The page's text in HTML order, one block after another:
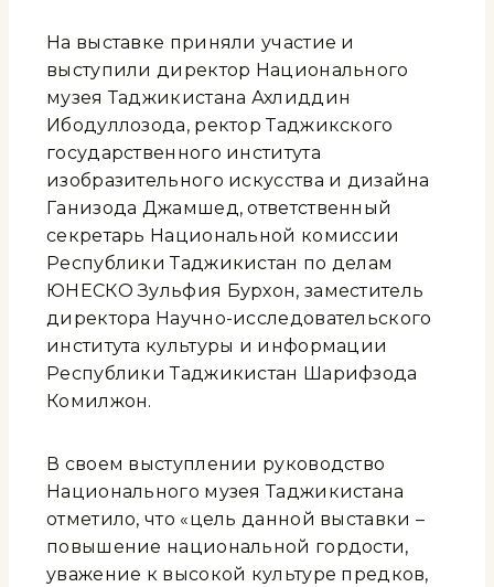
На выставке приняли участие и
выступили директор Национального
музея Таджикистана Ахлиддин
Ибодуллозода, ректор Таджикского
государственного института
изобразительного искусства и дизайна
Ганизода Джамшед, ответственный
секретарь Национальной комиссии
Республики Таджикистан по делам
ЮНЕСКО Зульфия Бурхон, заместитель
директора Научно-исследовательского
института культуры и информации
Республики Таджикистан Шарифзода
Комилжон.
В своем выступлении руководство
Национального музея Таджикистана
отметило, что «цель данной выставки –
повышение национальной гордости,
уважение к высокой культуре предков,